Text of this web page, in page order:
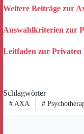
Weitere Beiträge zur
Auswahlkriterien zur
Leitfaden zur
Schlagwörter
#AXA #